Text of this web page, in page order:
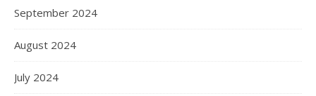
September 2024
August 2024
July 2024